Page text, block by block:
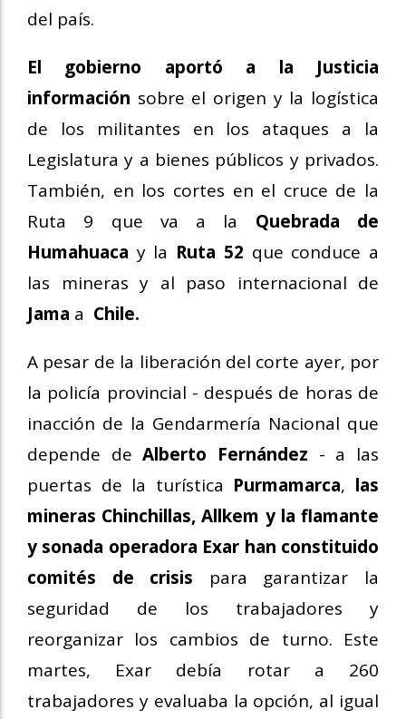
del país.
El gobierno aportó a la Justicia
información sobre el origen y la logística
de los militantes en los ataques a la
Legislatura y a bienes públicos y privados.
También, en los cortes en el cruce de la
Ruta 9 que va a la Quebrada de
Humahuaca y la Ruta 52 que conduce a
las mineras y al paso internacional de
Jama a Chile.
A pesar de la liberación del corte ayer, por
la policía provincial - después de horas de
inacción de la Gendarmería Nacional que
depende deAlberto Fernández - a las
puertas de la turística Purmamarca, las
mineras Chinchillas, Allkem y la flamante
y sonada operadora Exar han constituido
comités de crisis para garantizar la
seguridad de los trabajadores y
reorganizar los cambios de turno. Este
martes, Exar debía rotar a 260
trabajadores y evaluaba la opción, al igual